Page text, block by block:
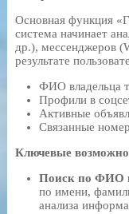
Основная функция
система начинает
др.), мессенджеров
результате
ФИО владельца
Профили в
Активные
Связанные
Ключевые
Поиск по ФИО
по имени,
анализа